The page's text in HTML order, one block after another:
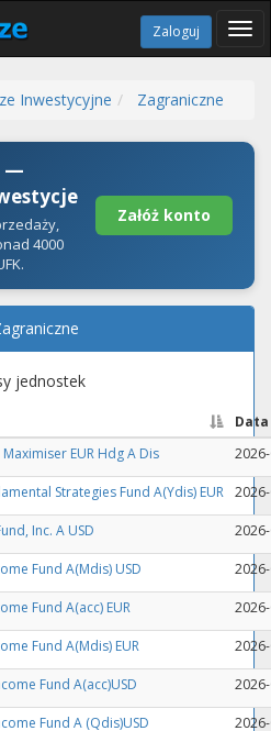
Zaloguj
Inwestycyjne Zagraniczne
—
4000
Załóż konto
jednostek
Data
EUR Hdg A Dis
Strategies Fund A(Ydis) EUR
Inc. A USD
Fund A(Mdis) USD
Fund A(acc) EUR
Fund A(Mdis) EUR
Fund A(acc)USD
Fund A (Qdis)USD